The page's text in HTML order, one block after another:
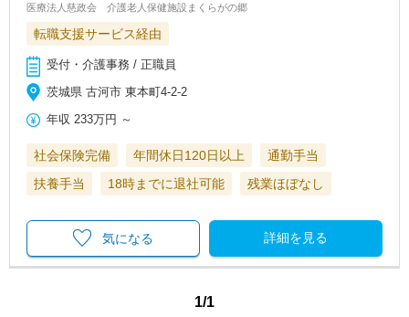
医療法人慈政会 介護老人保健施設まくらがの郷
転職支援サービス経由
受付・介護事務 / 正職員
茨城県 古河市 東本町4-2-2
年収 233万円 ～
社会保険完備 年間休日120日以上
通勤手当
扶養手当
18時までに退社可能 残業ほぼなし
詳細を見る
気になる
1/1